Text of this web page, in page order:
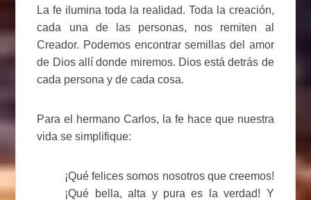
La fe ilumina toda la realidad. Toda la creación,
cada una de las personas, nos remiten al
Creador. Podemos encontrar semillas del amor
de Dios allí donde miremos. Dios está detrás de
cada persona y de cada cosa.
Para el hermano Carlos, la fe hace que nuestra
vida se simplifique:
¡Qué felices somos nosotros que creemos!
¡Qué bella, alta y pura es la verdad! Y